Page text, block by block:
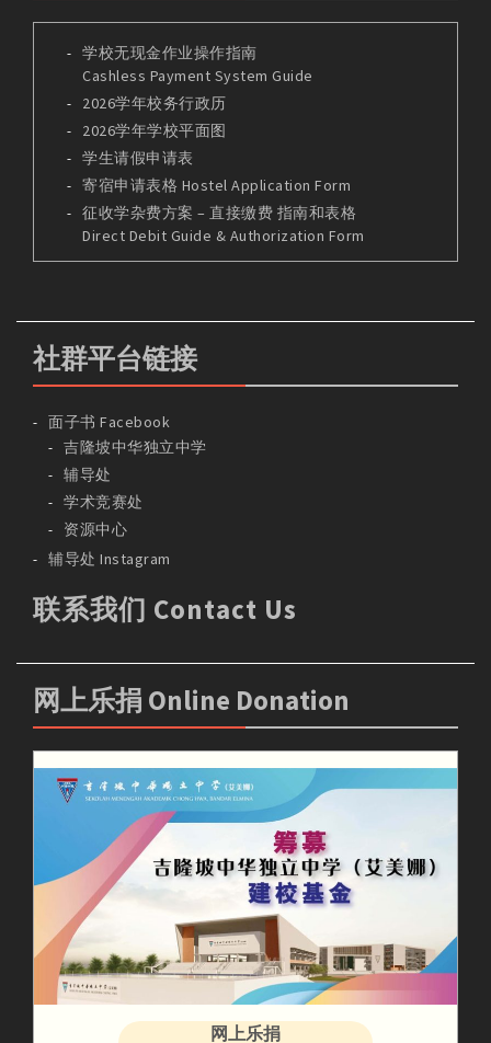
学校无现金作业操作指南
Cashless Payment System Guide
2026学年校务行政历
2026学年学校平面图
学生请假申请表
寄宿申请表格 Hostel Application Form
征收学杂费方案 – 直接缴费 指南和表格
Direct Debit Guide & Authorization Form
社群平台链接
面子书 Facebook
吉隆坡中华独立中学
辅导处
学术竞赛处
资源中心
辅导处 Instagram
联系我们 Contact Us
网上乐捐 Online Donation
网上乐捐